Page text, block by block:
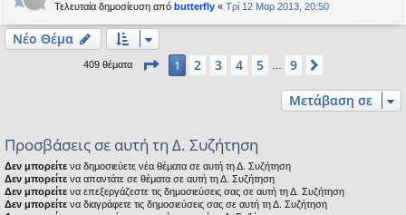
Τελευταία δημοσίευση από butterfly « Τρί 12 Μαρ 2013, 20:50
Νέο Θέμα
409 θέματα Σελίδα από
1 2 3 4 5 9
Μετάβαση σε
Προσβάσεις σε αυτή τη Δ. Συζήτηση
Δεν μπορείτε να δημοσιεύετε νέα θέματα σε αυτή τη Δ. Συζήτηση
Δεν μπορείτε να απαντάτε σε θέματα σε αυτή τη Δ. Συζήτηση
Δεν μπορείτε να επεξεργάζεστε τις δημοσιεύσεις σας σε αυτή τη Δ. Συζήτηση
Δεν μπορείτε να διαγράφετε τις δημοσιεύσεις σας σε αυτή τη Δ. Συζήτηση